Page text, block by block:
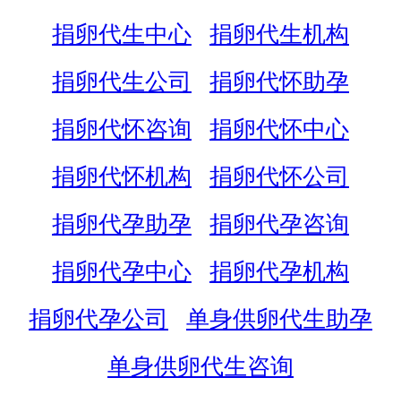
捐卵代生中心
捐卵代生机构
捐卵代生公司
捐卵代怀助孕
捐卵代怀咨询
捐卵代怀中心
捐卵代怀机构
捐卵代怀公司
捐卵代孕助孕
捐卵代孕咨询
捐卵代孕中心
捐卵代孕机构
捐卵代孕公司
单身供卵代生助孕
单身供卵代生咨询